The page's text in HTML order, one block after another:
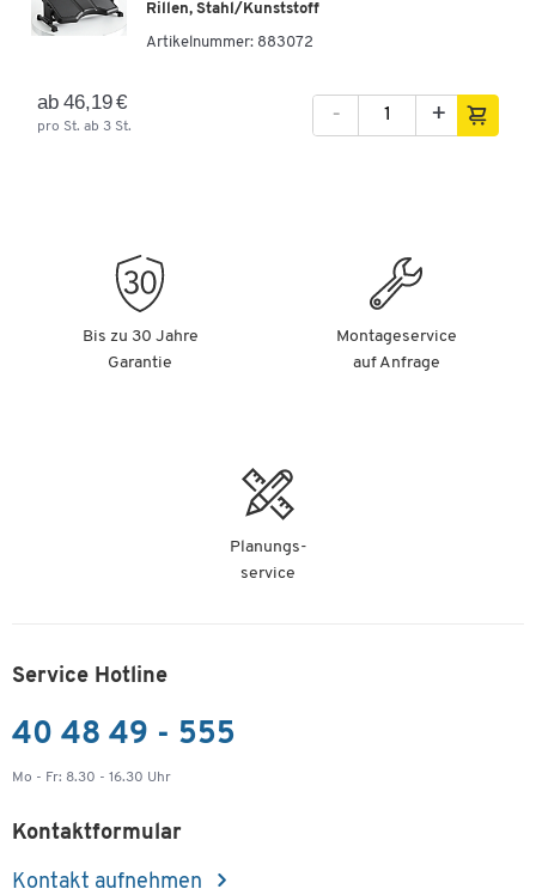
Rillen, Stahl/Kunststoff
Artikelnummer: 883072
ab 46,19 €
pro St. ab 3 St.
- +
Bis zu 30 Jahre
Garantie
Montageservice
auf Anfrage
Planungs-
service
Service Hotline
40 48 49 - 555
Mo - Fr: 8.30 - 16.30 Uhr
Kontaktformular
Kontakt aufnehmen